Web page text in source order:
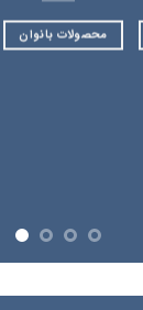
محصولات بانوان